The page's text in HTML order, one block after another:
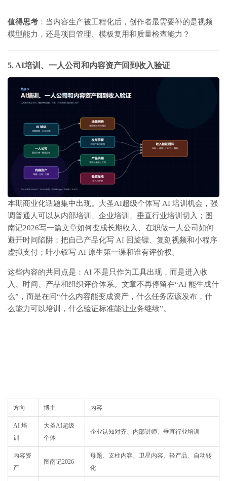
值得思考 ：当内容生产被工程化后，创作者最需要补的是视频
模型能力，还是项目管理、模板复用和质量检查能力？
5. AI培训、一人公司和内容资产回到收入验证
本期商业化话题集中出现。大圣AI超级个体写 AI 培训机会，强
调普通人可以从内部培训、企业培训、垂直行业培训切入；图
南记2026写一篇文章如何变成长期收入、在职做一人公司如何
避开时间陷阱；把自己产品化写 AI 回旋镖、复刻视频和小程序
虚拟支付；叶小钗写 AI 原生第一课和谁有评价权。
这些内容的共同点是：AI 不是只作为工具出现，而是进入收
入、时间、产品和组织评价体系。文章不再停留在“AI 能生成什
么”，而是在问“什么内容能变成资产，什么任务应该发布，什
么能力可以培训，什么验证标准能让业务继续”。
方向 博主 内容
AI 培
训
大圣AI超级
个体
企业认知对齐、内部讲师、垂直行业培训
内容资
产
图南记2026
母题、支柱内容、卫星内容、轻产品、自动转
化